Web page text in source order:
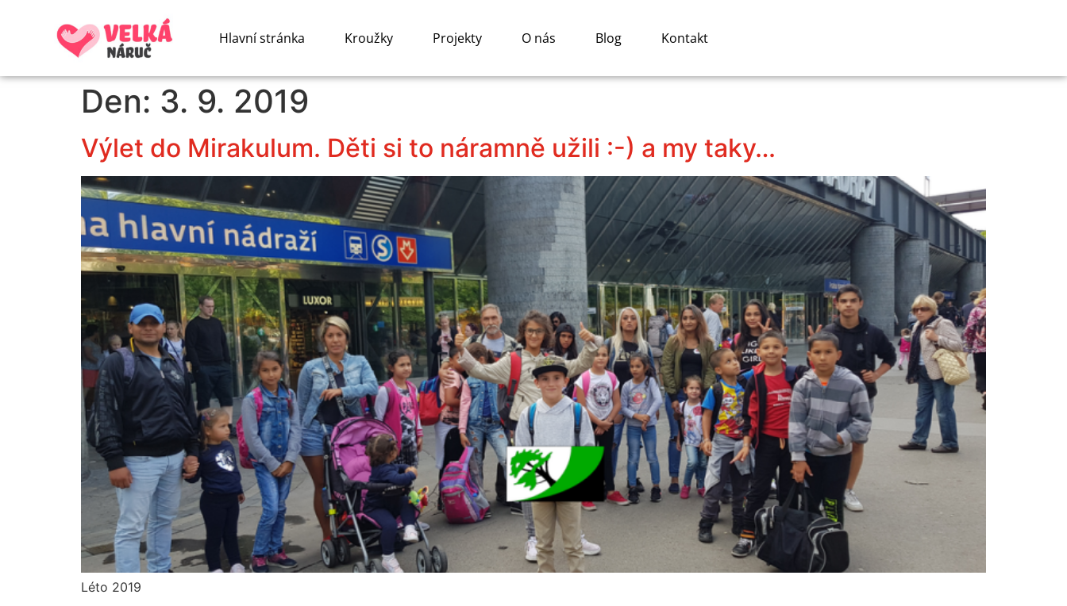
Hlavní stránka Kroužky Projekty O nás Blog Kontakt
Den: 3. 9. 2019
Výlet do Mirakulum. Děti si to náramně užili :-) a my taky…
Léto 2019